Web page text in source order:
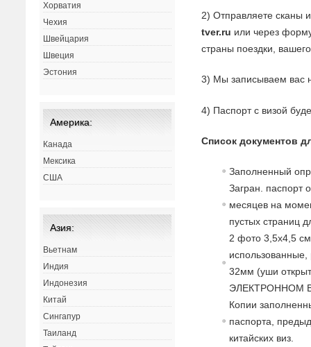
2) Отправляете сканы
tver.ru или через
страны поездки,
3) Мы записываем вас
4) Паспорт с визой
Список документов
Заполненный
Загран. паспорт
месяцев на
пустых страниц
2 фото 3,5х4,5
32мм (уши
ЭЛЕКТРОННОМ
Копии
паспорта,
китайских виз.
Хорватия
Чехия
Швейцария
Швеция
Эстония
Америка:
Канада
Мексика
США
Азия:
Вьетнам
Индия
Индонезия
Китай
Сингапур
Таиланд